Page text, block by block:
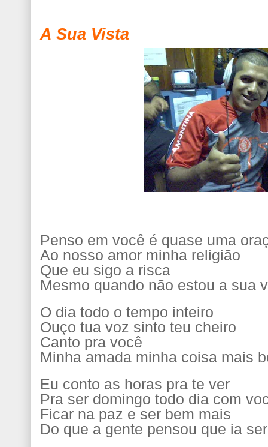
A Sua Vista
Penso em você é quase uma
Ao nosso amor minha religião
Que eu sigo a risca
Mesmo quando não estou a sua
O dia todo o tempo inteiro
Ouço tua voz sinto teu cheiro
Canto pra você
Minha amada minha coisa mais
Eu conto as horas pra te ver
Pra ser domingo todo dia com
Ficar na paz e ser bem mais
Do que a gente pensou que ia ser